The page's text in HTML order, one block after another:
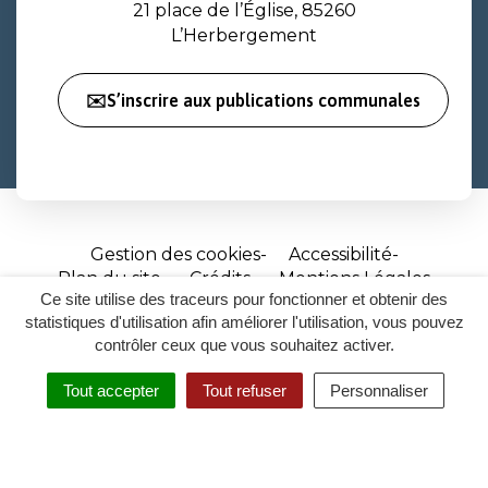
Ce site utilise des traceurs pour fonctionner et obtenir des
statistiques d'utilisation afin améliorer l'utilisation, vous pouvez
contrôler ceux que vous souhaitez activer.
Tout accepter Tout refuser Personnaliser
RECHERCHER
ACCESSIBILITÉ
21 place de l’Église, 85260
L’Herbergement
✉️S’inscrire aux publications communales
Gestion des cookies
Accessibilité
Plan du site
Crédits
Mentions Légales
Site
réalisé
par
Inovagora